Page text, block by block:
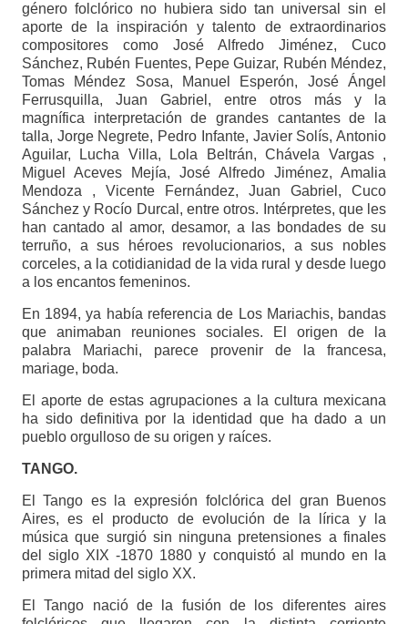
género folclórico no hubiera sido tan universal sin el
aporte de la inspiración y talento de extraordinarios
compositores como José Alfredo Jiménez, Cuco
Sánchez, Rubén Fuentes, Pepe Guizar, Rubén Méndez,
Tomas Méndez Sosa, Manuel Esperón, José Ángel
Ferrusquilla, Juan Gabriel, entre otros más y la
magnífica interpretación de grandes cantantes de la
talla, Jorge Negrete, Pedro Infante, Javier Solís, Antonio
Aguilar, Lucha Villa, Lola Beltrán, Chávela Vargas ,
Miguel Aceves Mejía, José Alfredo Jiménez, Amalia
Mendoza , Vicente Fernández, Juan Gabriel, Cuco
Sánchez y Rocío Durcal, entre otros. Intérpretes, que les
han cantado al amor, desamor, a las bondades de su
terruño, a sus héroes revolucionarios, a sus nobles
corceles, a la cotidianidad de la vida rural y desde luego
a los encantos femeninos.
En 1894, ya había referencia de Los Mariachis, bandas
que animaban reuniones sociales. El origen de la
palabra Mariachi, parece provenir de la francesa,
mariage, boda.
El aporte de estas agrupaciones a la cultura mexicana
ha sido definitiva por la identidad que ha dado a un
pueblo orgulloso de su origen y raíces.
TANGO.
El Tango es la expresión folclórica del gran Buenos
Aires, es el producto de evolución de la lírica y la
música que surgió sin ninguna pretensiones a finales
del siglo XIX -1870 1880 y conquistó al mundo en la
primera mitad del siglo XX.
El Tango nació de la fusión de los diferentes aires